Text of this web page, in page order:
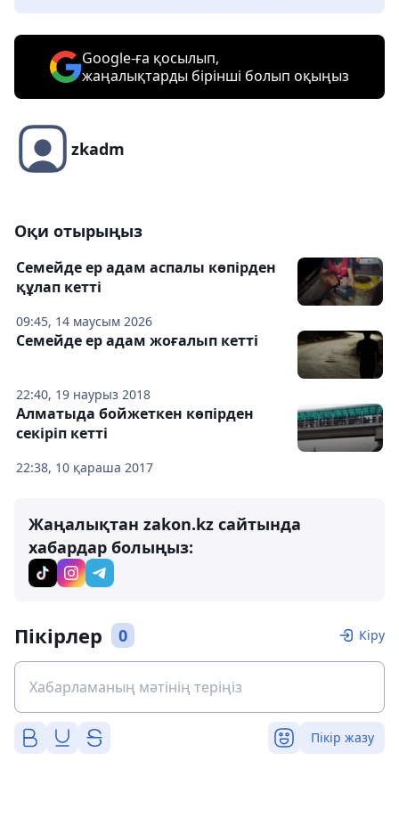
Google-ға қосылып,
жаңалықтарды бірінші болып оқыңыз
zkadm
Оқи отырыңыз
09:45, 14 маусым 2026
Семейде ер адам аспалы көпірден
құлап кетті
22:40, 19 наурыз 2018
Семейде ер адам жоғалып кетті
22:38, 10 қараша 2017
Алматыда бойжеткен көпірден
секіріп кетті
Жаңалықтан zakon.kz сайтында
хабардар болыңыз:
Пікірлер 0 Кіру
Пікір жазу